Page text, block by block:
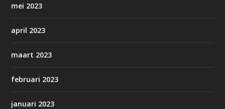
mei 2023
april 2023
maart 2023
februari 2023
januari 2023